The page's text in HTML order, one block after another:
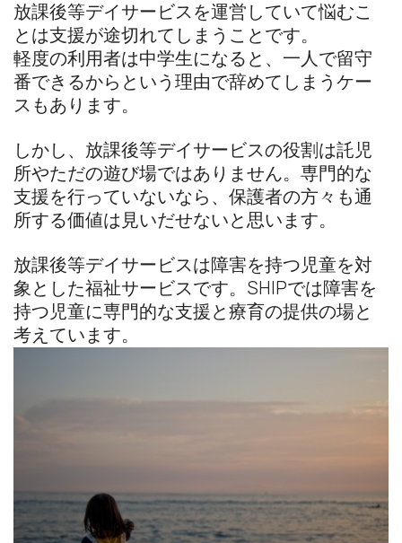
放課後等デイサービスを運営していて悩むこ
とは支援が途切れてしまうことです。
軽度の利用者は中学生になると、一人で留守
番できるからという理由で辞めてしまうケー
スもあります。
しかし、放課後等デイサービスの役割は託児
所やただの遊び場ではありません。専門的な
支援を行っていないなら、保護者の方々も通
所する価値は見いだせないと思います。
放課後等デイサービスは障害を持つ児童を対
象とした福祉サービスです。SHIPでは障害を
持つ児童に専門的な支援と療育の提供の場と
考えています。